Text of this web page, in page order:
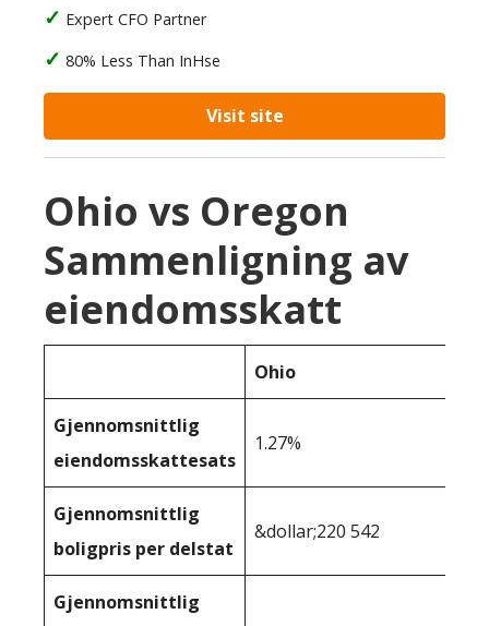
Expert CFO Partner
80% Less Than InHse
Visit site
Ohio vs Oregon
Sammenligning av
eiendomsskatt
Ohio
Gjennomsnittlig
eiendomsskattesats
1.27%
Gjennomsnittlig
boligpris per delstat
&dollar;220 542
Gjennomsnittlig